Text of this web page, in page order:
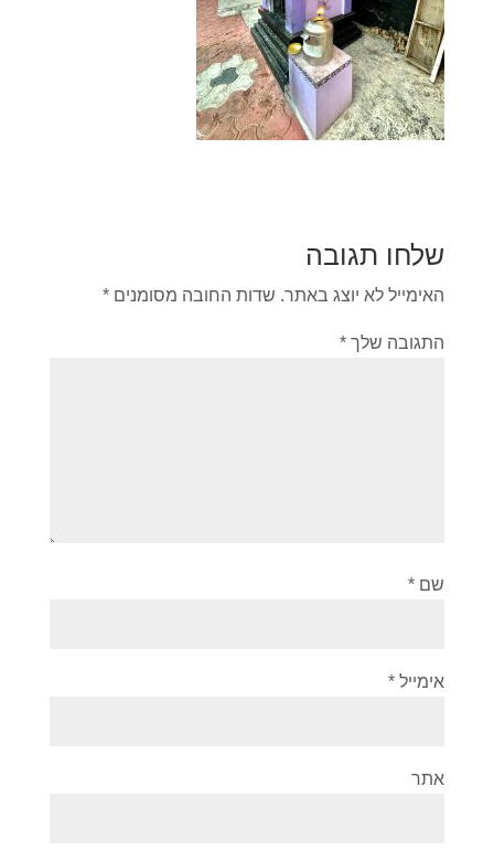
שלחו תגובה
האימייל לא יוצג באתר. שדות החובה מסומנים *
התגובה שלך *
שם *
אימייל *
אתר